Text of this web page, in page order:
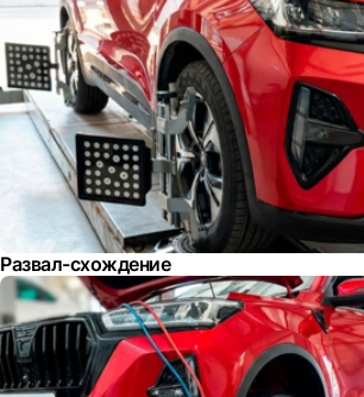
Развал-схождение